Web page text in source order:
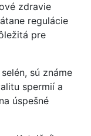
zdravie
regulácie
pre
sú známe
spermií a
úspešné